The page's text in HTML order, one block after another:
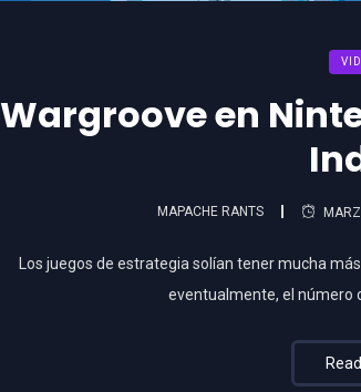
Wargroove en
MAPACHE RANTS
Los juegos de estrategia solían tener mucha
eventualmente, el número